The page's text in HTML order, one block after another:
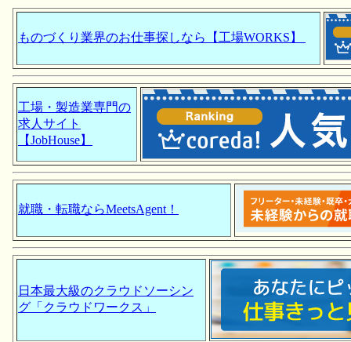
ものづくり業界のお仕事探しなら【工場WORKS】
工場・製造業専門の
求人サイト
【JobHouse】
就職・転職ならMeetsAgent！
日本最大級のクラウドソーシン
グ「クラウドワークス」